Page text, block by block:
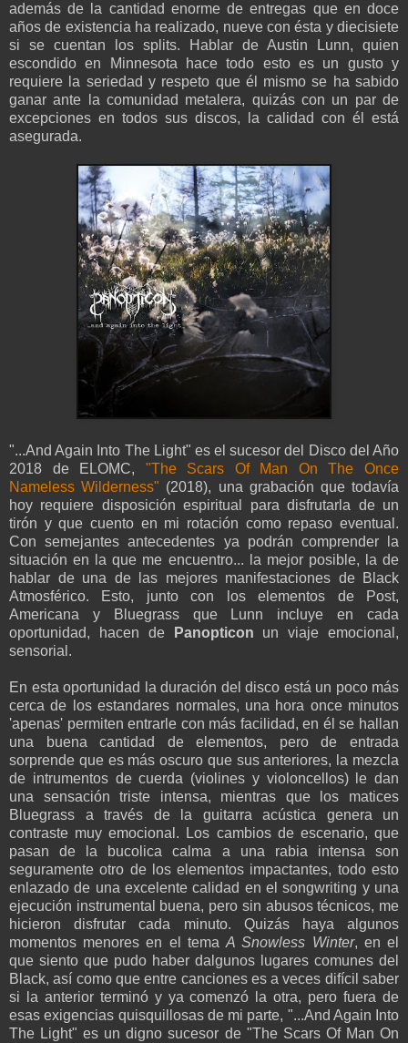
además de la cantidad enorme de entregas que en doce
años de existencia ha realizado, nueve con ésta y diecisiete
si se cuentan los splits. Hablar de Austin Lunn, quien
escondido en Minnesota hace todo esto es un gusto y
requiere la seriedad y respeto que él mismo se ha sabido
ganar ante la comunidad metalera, quizás con un par de
excepciones en todos sus discos, la calidad con él está
asegurada.
"...And Again Into The Light" es el sucesor del Disco del Año
2018 de ELOMC, "The Scars Of Man On The Once
Nameless Wilderness" (2018), una grabación que todavía
hoy requiere disposición espiritual para disfrutarla de un
tirón y que cuento en mi rotación como repaso eventual.
Con semejantes antecedentes ya podrán comprender la
situación en la que me encuentro... la mejor posible, la de
hablar de una de las mejores manifestaciones de Black
Atmosférico. Esto, junto con los elementos de Post,
Americana y Bluegrass que Lunn incluye en cada
oportunidad, hacen de
Panopticon un viaje emocional,
sensorial.
En esta oportunidad la duración del disco está un poco más
cerca de los estandares normales, una hora once minutos
'apenas' permiten entrarle con más facilidad, en él se hallan
una buena cantidad de elementos, pero de entrada
sorprende que es más oscuro que sus anteriores, la mezcla
de intrumentos de cuerda (violines y violoncellos) le dan
una sensación triste intensa, mientras que los matices
Bluegrass a través de la guitarra acústica genera un
contraste muy emocional. Los cambios de escenario, que
pasan de la bucolica calma a una rabia intensa son
seguramente otro de los elementos impactantes, todo esto
enlazado de una excelente calidad en el songwriting y una
ejecución instrumental buena, pero sin abusos técnicos, me
hicieron disfrutar cada minuto. Quizás haya algunos
momentos menores en el temaA Snowless Winter, en el
que siento que pudo haber dalgunos lugares comunes del
Black, así como que entre canciones es a veces difícil saber
si la anterior terminó y ya comenzó la otra, pero fuera de
esas exigencias quisquillosas de mi parte, "...And Again Into
The Light" es un digno sucesor de "The Scars Of Man On